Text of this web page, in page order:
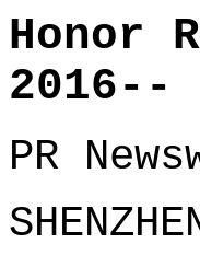
Honor
2016--
PR